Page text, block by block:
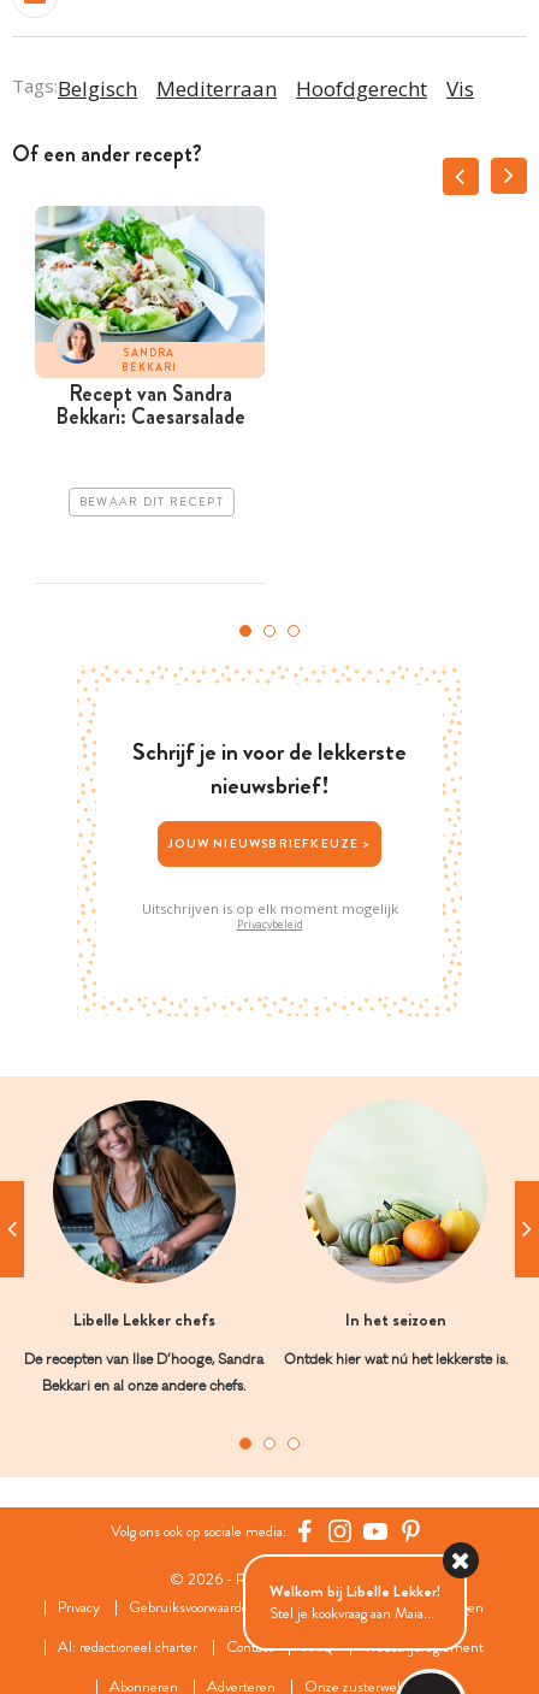
Tags:Belgisch Mediterraan Hoofdgerecht Vis
Of een ander recept?
SANDRA
BEKKARI
Recept van Sandra
Bekkari: Caesarsalade
BEWAAR DIT RECEPT
Schrijf je in voor de lekkerste
nieuwsbrief!
JOUW NIEUWSBRIEFKEUZE >
Uitschrijven is op elk moment mogelijk
Privacybeleid
Libelle Lekker chefs
De recepten van Ilse D’hooge, Sandra
Bekkari en al onze andere chefs.
In het seizoen
Ontdek hier wat nú het lekkerste is.
Volg ons ook op sociale media:
© 2026 - Roularta Media Group
Privacy
Gebruiksvoorwaarden Cookies
Cookies instellingen
AI: redactioneel charter
Contact FAQ
Wedstrijdreglement
Abonneren
Adverteren Onze zusterwebsites
Welkom bij Libelle Lekker!
Stel je kookvraag aan Maia...